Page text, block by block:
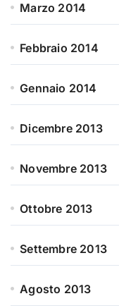
Marzo 2014
Febbraio 2014
Gennaio 2014
Dicembre 2013
Novembre 2013
Ottobre 2013
Settembre 2013
Agosto 2013